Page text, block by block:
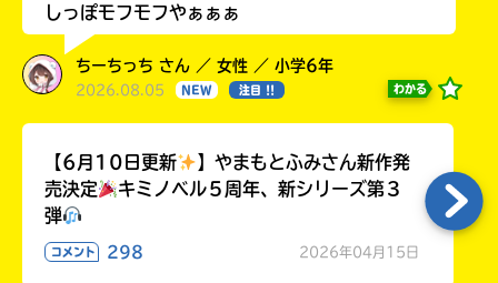
しっぽモフモフやぁぁぁ
ちーちっち さん ／ 女性 ／ 小学6年
2026.08.05 NEW 注目 !! わかる
【6月10日更新
】やまもとふみさん新作発
売決定
キミノベル５周年、新シリーズ第３
弾
コメント 298 2026年04月15日